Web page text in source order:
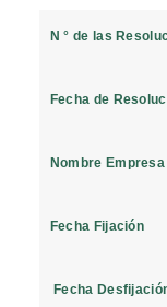
N ° de las
Fecha de
Nombre
Fecha Fijación
Fecha